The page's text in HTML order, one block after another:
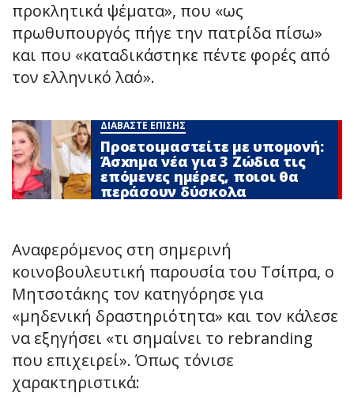
προκλητικά ψέματα», που «ως
πρωθυπουργός πήγε την πατρίδα πίσω»
και που «καταδικάστηκε πέντε φορές από
τον ελληνικό λαό».
ΔΙΑΒΑΣΤΕ ΕΠΙΣΗΣ
Προετοιμαστείτε με υπομονή:
Άσxnμα νέα για 3 Zώδια τις
επόμενες ημέρες, ποιοι θα
περάσουν δύσκολα
Αναφερόμενος στη σημερινή
κοινοβουλευτική παρουσία του Τσίπρα, ο
Μητσοτάκης τον κατηγόρησε για
«μηδενική δραστηριότητα» και τον κάλεσε
να εξηγήσει «τι σημαίνει το rebranding
που επιχειρεί». Όπως τόνισε
χαρακτηριστικά: